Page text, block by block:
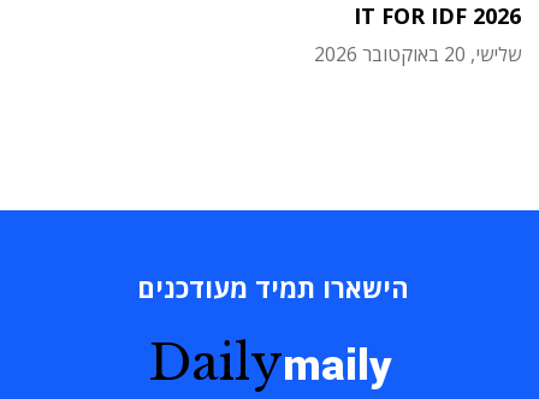
IT FOR IDF 2026
שלישי, 20 באוקטובר 2026
הישארו תמיד מעודכנים
Dailymaily